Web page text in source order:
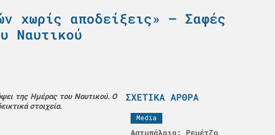
χωρίς αποδείξεις» – Σαφές
Ναυτικού
της Ημέρας του Ναυτικού. Ο
στοιχεία.
ΣΧΕΤΙΚΆ ΆΡΘΡΑ
Media
Αστυπάλαια: Ρεμέτζο